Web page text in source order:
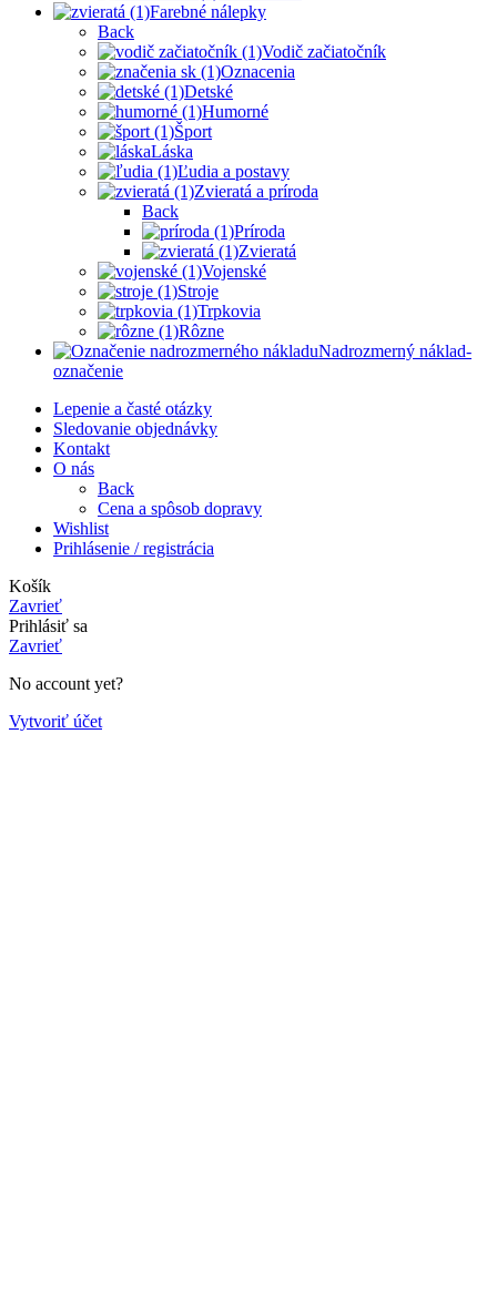
Farebné nálepky
Back
Vodič začiatočník
Oznacenia
Detské
Humorné
Šport
Láska
Ľudia a postavy
Zvieratá a príroda
Back
Príroda
Zvieratá
Vojenské
Stroje
Trpkovia
Rôzne
Nadrozmerný náklad-
označenie
Lepenie a časté otázky
Sledovanie objednávky
Kontakt
O nás
Back
Cena a spôsob dopravy
Wishlist
Prihlásenie / registrácia
Košík
Zavrieť
Prihlásiť sa
Zavrieť
No account yet?
Vytvoriť účet